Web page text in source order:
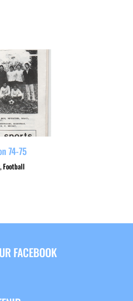
,Football
74-75
FACEBOOK